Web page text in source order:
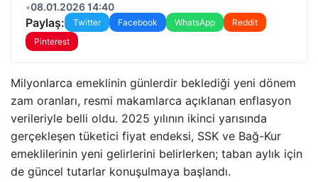
•08.01.2026 14:40
Paylaş: Twitter Facebook WhatsApp
Reddit
Pinterest
Milyonlarca emeklinin günlerdir beklediği yeni dönem
zam oranları, resmi makamlarca açıklanan enflasyon
verileriyle belli oldu. 2025 yılının ikinci yarısında
gerçekleşen tüketici fiyat endeksi, SSK ve Bağ-Kur
emeklilerinin yeni gelirlerini belirlerken; taban aylık için
de güncel tutarlar konuşulmaya başlandı.